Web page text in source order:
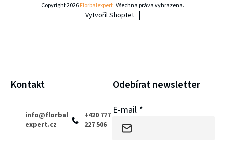
Kontakt
info@florbal
expert.cz
+420 777
227 506
Odebírat newsletter
E-mail
Vytvořil Shoptet
Copyright 2026Florbalexpert. Všechna práva vyhrazena.